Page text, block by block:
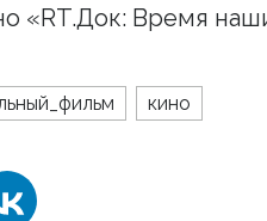
«RT.Док: Время
кино